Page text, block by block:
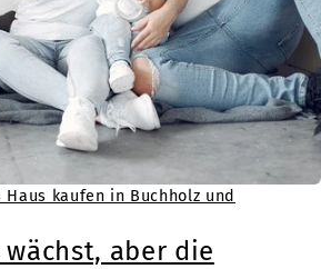
kaufen in Buchholz und
aber die